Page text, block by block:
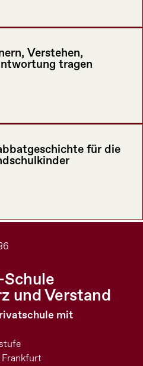
Verstehen,
tragen
für die
und Verstand
mit
Frankfurt